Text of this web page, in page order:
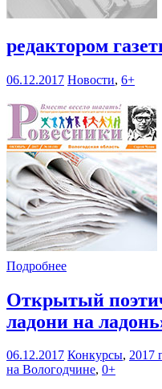
редактором
06.12.2017 Новости, 6+
Подробнее
Открытый
ладони на
06.12.2017 Конкурсы, 2017
на Вологодчине, 0+